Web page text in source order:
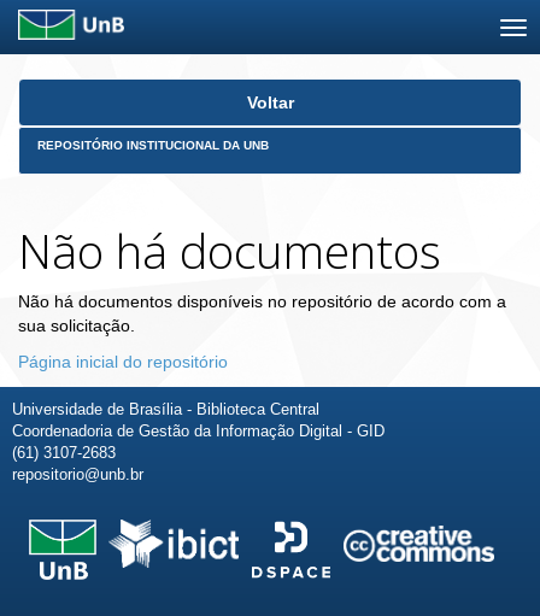
Skip
Voltar
REPOSITÓRIO INSTITUCIONAL DA UNB
Não há documentos
Não há documentos disponíveis no repositório de acordo com a
sua solicitação.
Página inicial do repositório
Universidade de Brasília - Biblioteca Central
Coordenadoria de Gestão da Informação Digital - GID
(61) 3107-2683
repositorio@unb.br